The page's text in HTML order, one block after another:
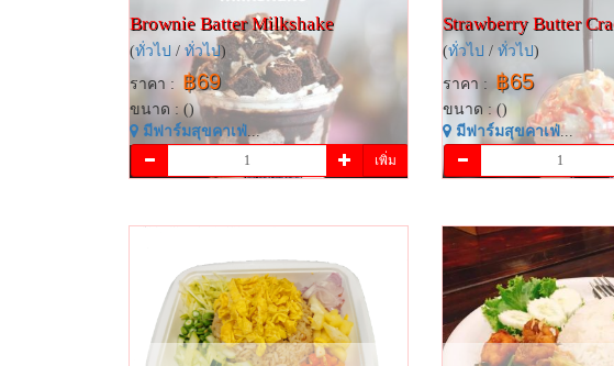
Brownie​ Batter​ Milkshake​
(ทั่วไป / ทั่วไป)
ราคา : ฿69
ขนาด : ()
มี​ฟาร์​มสุข​คาเฟ่​ ...
เพิ่ม
Strawberry​ Butter​
(ทั่วไป / ทั่วไป)
ราคา : ฿65
ขนาด : ()
มี​ฟาร์​มสุข​คาเฟ่​...